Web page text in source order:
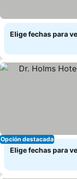
Elige fechas para
Opción destacada
Elige fechas para